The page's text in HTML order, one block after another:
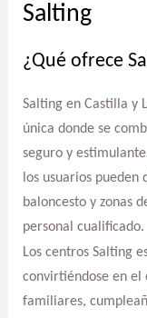
Salting
¿Qué ofrece
Salting en Castilla y
única donde se
seguro y
los usuarios
baloncesto y zonas
personal cualificado.
Los centros Salting
convirtiéndose en el
familiares,